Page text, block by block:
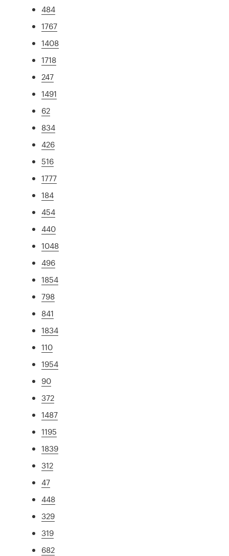
484
1767
1408
1718
247
1491
62
834
426
516
1777
184
454
440
1048
496
1854
798
841
1834
110
1954
90
372
1487
1195
1839
312
47
448
329
319
682